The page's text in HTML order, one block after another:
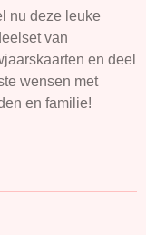
nu deze leuke
van
en deel
wensen met
en familie!